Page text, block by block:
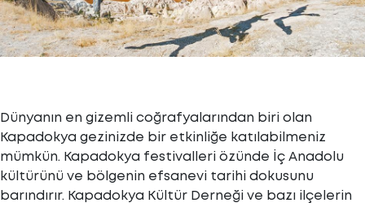
Dünyanın en gizemli coğrafyalarından biri olan
Kapadokya gezinizde bir etkinliğe katılabilmeniz
mümkün. Kapadokya festivalleri özünde İç Anadolu
kültürünü ve bölgenin efsanevi tarihi dokusunu
barındırır. Kapadokya Kültür Derneği ve bazı ilçelerin